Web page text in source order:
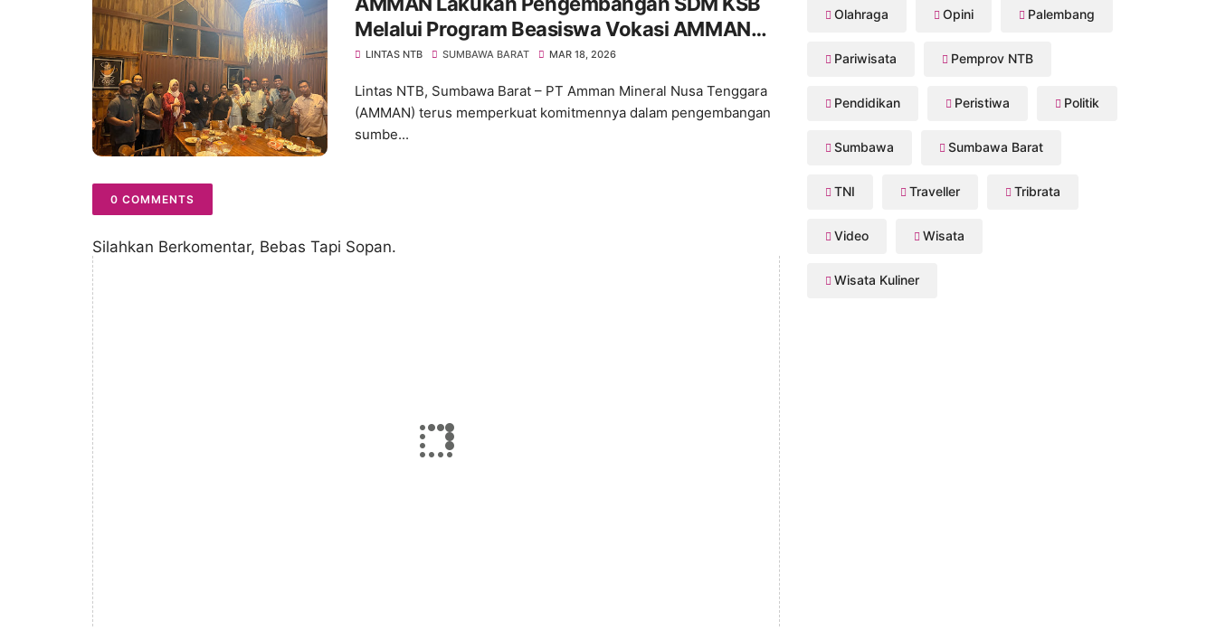
Melalui Program Beasiswa Vokasi AMMAN
Scholars
LINTAS NTB SUMBAWA BARAT MAR 18, 2026
Lintas NTB, Sumbawa Barat – PT Amman Mineral Nusa Tenggara
(AMMAN) terus memperkuat komitmennya dalam pengembangan
sumbe...
0 COMMENTS
Silahkan Berkomentar, Bebas Tapi Sopan.
Olahraga Opini Palembang
Pariwisata Pemprov NTB
Pendidikan Peristiwa Politik
Sumbawa Sumbawa Barat
TNI Traveller Tribrata
Video Wisata
Wisata Kuliner